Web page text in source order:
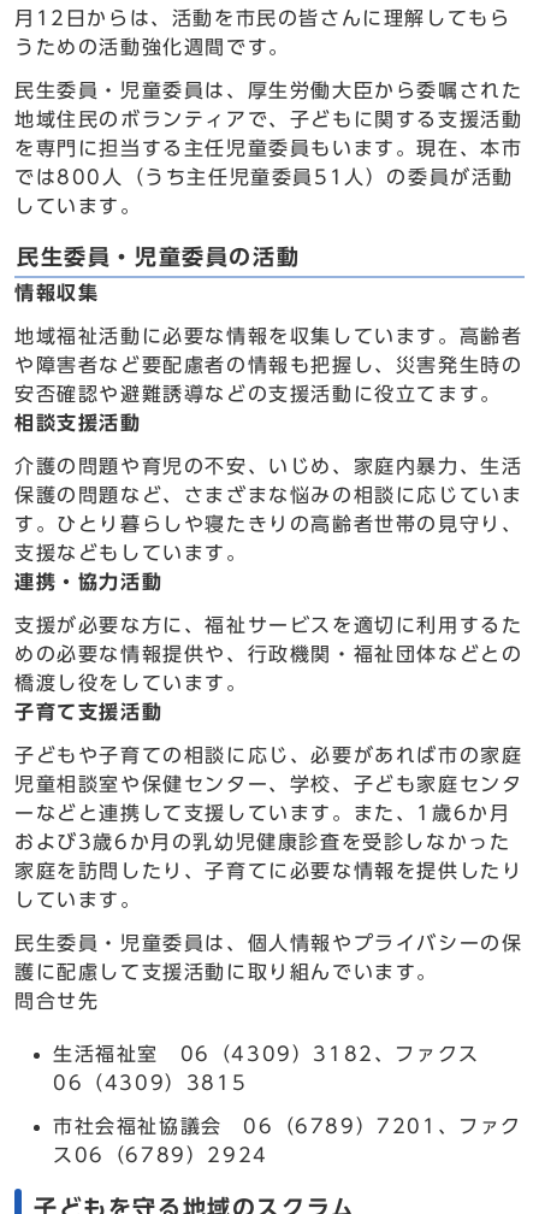
月12日からは、活動を市民の皆さんに理解してもら
うための活動強化週間です。
民生委員・児童委員は、厚生労働大臣から委嘱された
地域住民のボランティアで、子どもに関する支援活動
を専門に担当する主任児童委員もいます。現在、本市
では800人（うち主任児童委員51人）の委員が活動
しています。
民生委員・児童委員の活動
情報収集
地域福祉活動に必要な情報を収集しています。高齢者
や障害者など要配慮者の情報も把握し、災害発生時の
安否確認や避難誘導などの支援活動に役立てます。
相談支援活動
介護の問題や育児の不安、いじめ、家庭内暴力、生活
保護の問題など、さまざまな悩みの相談に応じていま
す。ひとり暮らしや寝たきりの高齢者世帯の見守り、
支援などもしています。
連携・協力活動
支援が必要な方に、福祉サービスを適切に利用するた
めの必要な情報提供や、行政機関・福祉団体などとの
橋渡し役をしています。
子育て支援活動
子どもや子育ての相談に応じ、必要があれば市の家庭
児童相談室や保健センター、学校、子ども家庭センタ
ーなどと連携して支援しています。また、1歳6か月
および3歳6か月の乳幼児健康診査を受診しなかった
家庭を訪問したり、子育てに必要な情報を提供したり
しています。
民生委員・児童委員は、個人情報やプライバシーの保
護に配慮して支援活動に取り組んでいます。
問合せ先
生活福祉室 06（4309）3182、ファクス
06（4309）3815
市社会福祉協議会 06（6789）7201、ファク
ス06（6789）2924
子どもを守る地域のスクラム